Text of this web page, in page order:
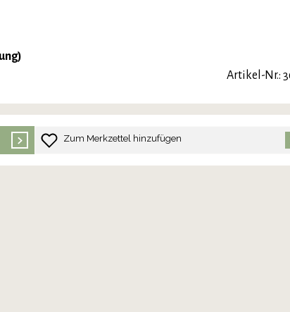
Artikel-Nr.:
Zum Merkzettel hinzufügen